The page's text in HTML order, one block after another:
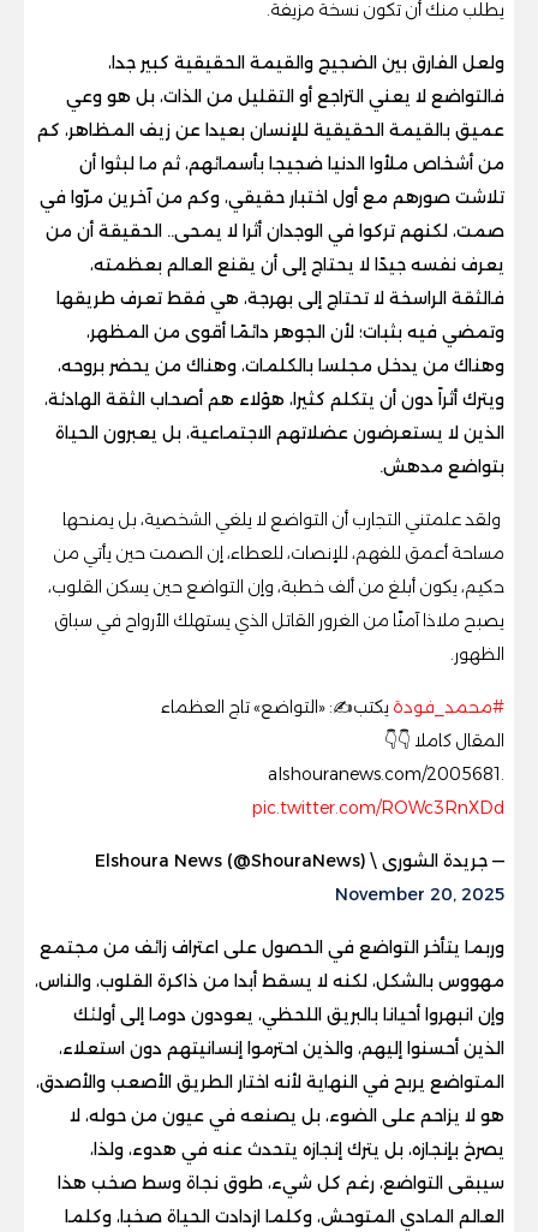
يطلب منك أن تكون نسخة مزيفة.
ولعل الفارق بين الضجيج والقيمة الحقيقية كبير جدا،
فالتواضع لا يعني التراجع أو التقليل من الذات، بل هو وعي
عميق بالقيمة الحقيقية للإنسان بعيدا عن زيف المظاهر، كم
من أشخاص ملأوا الدنيا ضجيجا بأسمائهم، ثم ما لبثوا أن
تلاشت صورهم مع أول اختبار حقيقي، وكم من آخرين مرّوا في
صمت، لكنهم تركوا في الوجدان أثرا لا يمحى.. الحقيقة أن من
يعرف نفسه جيدًا لا يحتاج إلى أن يقنع العالم بعظمته،
فالثقة الراسخة لا تحتاج إلى بهرجة، هي فقط تعرف طريقها
وتمضي فيه بثبات؛ لأن الجوهر دائمًا أقوى من المظهر،
وهناك من يدخل مجلسا بالكلمات، وهناك من يحضر بروحه،
ويترك أثراً دون أن يتكلم كثيرا، هؤلاء هم أصحاب الثقة الهادئة،
الذين لا يستعرضون عضلاتهم الاجتماعية، بل يعبرون الحياة
بتواضع مدهش.
ولقد علمتني التجارب أن التواضع لا يلغي الشخصية، بل يمنحها
مساحة أعمق للفهم، للإنصات، للعطاء، إن الصمت حين يأتي من
حكيم، يكون أبلغ من ألف خطبة، وإن التواضع حين يسكن القلوب،
يصبح ملاذا آمنًا من الغرور القاتل الذي يستهلك الأرواح في سباق
الظهور.
#محمد_فودة يكتب✍️: «التواضع» تاج العظماء
المقال كاملا 👇👇
pic.twitter.com/ROWc3RnXDd
— جريدة الشورى \ Elshoura News (@ShouraNews)
November 20, 2025
وربما يتأخر التواضع في الحصول على اعتراف زائف من مجتمع
مهووس بالشكل، لكنه لا يسقط أبدا من ذاكرة القلوب، والناس،
وإن انبهروا أحيانا بالبريق اللحظي، يعودون دوما إلى أولئك
الذين أحسنوا إليهم، والذين احترموا إنسانيتهم دون استعلاء،
المتواضع يربح في النهاية لأنه اختار الطريق الأصعب والأصدق،
هو لا يزاحم على الضوء، بل يصنعه في عيون من حوله، لا
يصرخ بإنجازه، بل يترك إنجازه يتحدث عنه في هدوء، ولذا،
سيبقى التواضع، رغم كل شيء، طوق نجاة وسط صخب هذا
العالم المادي المتوحش، وكلما ازدادت الحياة صخبا، وكلما